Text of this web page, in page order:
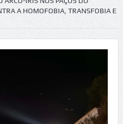
A HOMOFOBIA, TRANSFOBIA E